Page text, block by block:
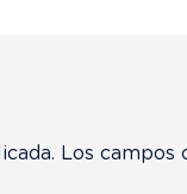
Los campos